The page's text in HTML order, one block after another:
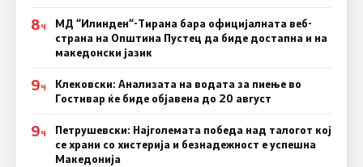
8Ч
МД “Илинден“-Тирана бара официјалната веб-
страна на Општина Пустец да биде достапна и на
македонски јазик
9Ч
Клековски: Анализата на водата за пиење во
Гостивар ќе биде објавена до 20 август
9Ч
Петрушевски: Најголемата победа над талогот кој
се храни со хистерија и безнадежност е успешна
Македонија